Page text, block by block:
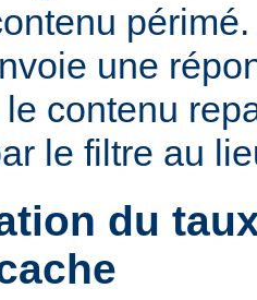
une
contenu
le filtre au
du